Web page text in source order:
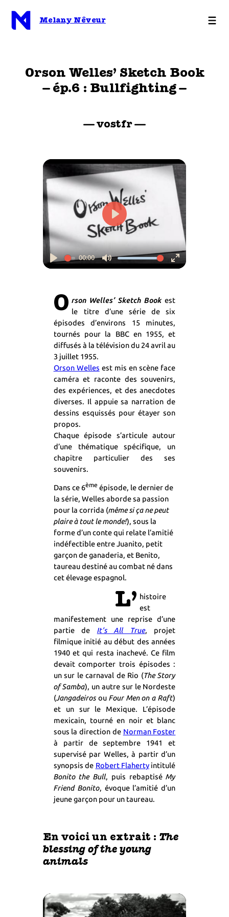
contenu
Melany Nêveur
Orson Welles’ Sketch Book
– ép.6 : Bullfighting –
— vostfr —
Play
00:00
Mute
Enter
Play
O rson Welles’ Sketch Bookest
le titre d’une série de six
épisodes d’environs 15 minutes,
tournés pour la BBC en 1955, et
diffusés à la télévision du 24 avril au
3 juillet 1955.
Orson Welles est mis en scène face
caméra et raconte des souvenirs,
des expériences, et des anecdotes
diverses. Il appuie sa narration de
dessins esquissés pour étayer son
propos.
Chaque épisode s’articule autour
d’une thématique spécifique, un
chapitre particulier des ses
souvenirs.
Dans ce 6èmeépisode, le dernier de
la série, Welles aborde sa passion
pour la corrida (même si ça ne peut
plaire à tout le monde!), sous la
forme d’un conte qui relate l’amitié
indéfectible entre Juanito, petit
garçon de ganaderia, et Benito,
taureau destiné au combat né dans
cet élevage espagnol.
L’ histoire
est
manifestement une reprise d’une
partie de It’s All True, projet
filmique initié au début des années
1940 et qui resta inachevé. Ce film
devait comporter trois épisodes :
un sur le carnaval de Rio (The Story
of Samba), un autre sur le Nordeste
(Jangadeirosou Four Men on a Raft)
et un sur le Mexique. L’épisode
mexicain, tourné en noir et blanc
sous la direction de Norman Foster
à partir de septembre 1941 et
supervisé par Welles, à partir d’un
synopsis de Robert Flahertyintitulé
Bonito the Bull, puis rebaptiséMy
Friend Bonito, évoque l’amitié d’un
jeune garçon pour un taureau.
En voici un extrait : The
blessing of the young
animals